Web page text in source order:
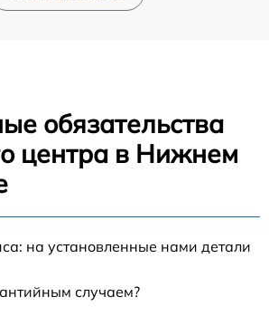
обязательства
центра в Нижнем
на установленные нами детали
случаем?